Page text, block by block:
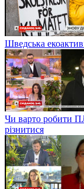
Шведська
Чи варто робити
різнитися